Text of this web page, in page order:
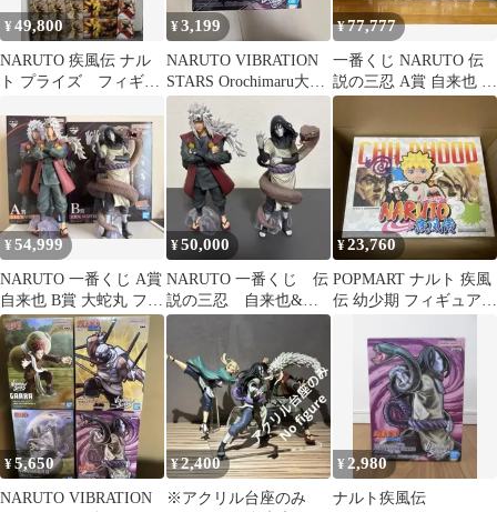
¥49,800
NARUTO 疾風伝 ナル
ト プライズ フィギュ
¥3,199
NARUTO VIBRATION
STARS Orochimaru大蛇
丸
¥77,777
一番くじ NARUTO 伝
説の三忍 A賞 自来也 B
賞 大蛇丸 C賞 綱手
¥54,999
NARUTO 一番くじ A賞
自来也 B賞 大蛇丸 フィ
ギュア
¥50,000
NARUTO 一番くじ 伝
説の三忍 自来也&大
蛇丸 2体セット
¥23,760
POPMART ナルト 疾風
伝 幼少期 フィギュア
¥5,650
NARUTO VIBRATION
¥2,400
※アクリル台座のみ
¥ 2,980
ナルト疾風伝